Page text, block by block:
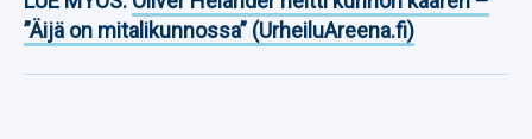
”Äijä on mitalikunnossa” (UrheiluAreena.fi)